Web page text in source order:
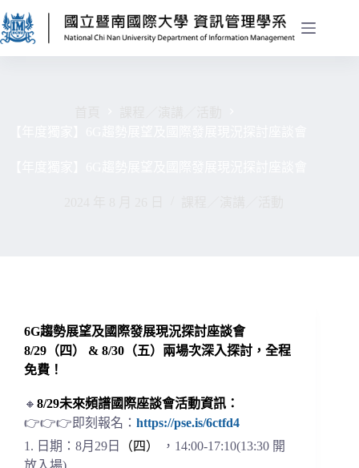
6G趨勢展望及國際發展現況探討座談會
8/29（四） & 8/30（五）兩場次深入探討，全程
免費！
🔸 8/29未來頻譜國際座談會活動資訊：
👉👉👉即刻報名： https://pse.is/6ctfd4
1. 日期：8月29日
（四）
，14:00-17:10(13:30 開
放入場)